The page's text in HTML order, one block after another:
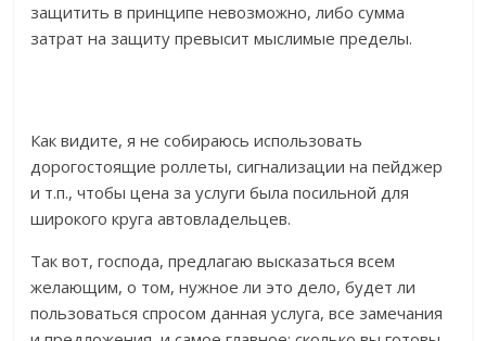
защитить в принципе невозможно, либо сумма
затрат на защиту превысит мыслимые пределы.
Как видите, я не собираюсь использовать
дорогостоящие роллеты, сигнализации на пейджер
и т.п., чтобы цена за услуги была посильной для
широкого круга автовладельцев.
Так вот, господа, предлагаю высказаться всем
желающим, о том, нужное ли это дело, будет ли
пользоваться спросом данная услуга, все замечания